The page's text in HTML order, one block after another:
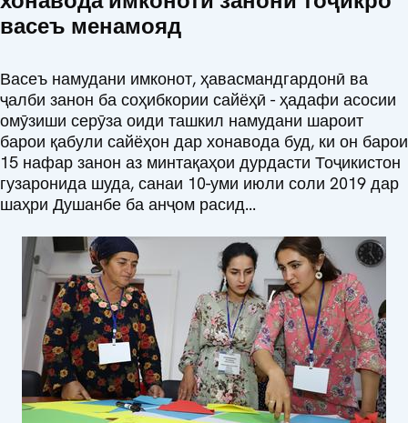
васеъ менамояд
Васеъ намудани имконот, ҳавасмандгардонӣ ва
ҷалби занон ба соҳибкории сайёҳӣ - ҳадафи асосии
омӯзиши серӯза оиди ташкил намудани шароит
барои қабули сайёҳон дар хонавода буд, ки он барои
15 нафар занон аз минтақаҳои дурдасти Тоҷикистон
гузаронида шуда, санаи 10-уми июли соли 2019 дар
шаҳри Душанбе ба анҷом расид...